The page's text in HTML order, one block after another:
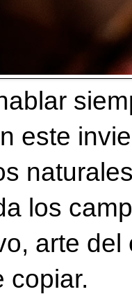
este
los
arte
copiar.